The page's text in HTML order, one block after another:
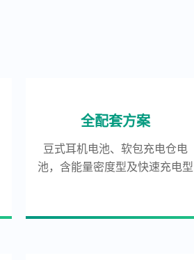
全配套方案
豆式耳机电池、软包充电仓电
池，含能量密度型及快速充电型